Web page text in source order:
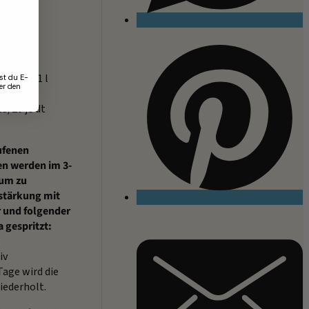
auf 1 l
20 je dt
werden im 3-
zu
mit
und folgender
gespritzt:
wird die
du E-
den